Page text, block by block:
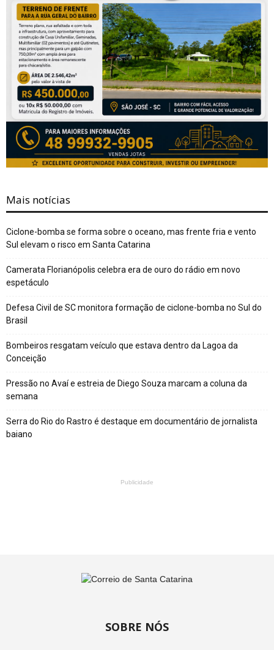
Mais notícias
Ciclone-bomba se forma sobre o oceano, mas frente fria e vento
Sul elevam o risco em Santa Catarina
Camerata Florianópolis celebra era de ouro do rádio em novo
espetáculo
Defesa Civil de SC monitora formação de ciclone-bomba no Sul do
Brasil
Bombeiros resgatam veículo que estava dentro da Lagoa da
Conceição
Pressão no Avaí e estreia de Diego Souza marcam a coluna da
semana
Serra do Rio do Rastro é destaque em documentário de jornalista
baiano
Publicidade
SOBRE NÓS